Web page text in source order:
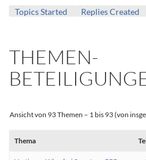
Topics Started Replies Created
THEMEN-
Ansicht von 93 Themen – 1 bis 93 (von
Thema